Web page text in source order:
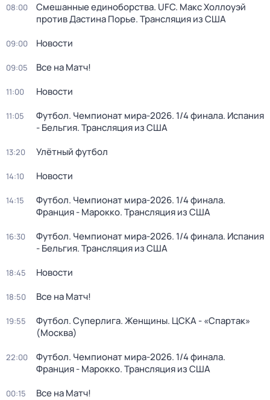
08:00
Смешанные единоборства. UFC. Макс Холлоуэй
против Дастина Порье. Трансляция из США
09:00 Новости
09:05 Все на Матч!
11:00 Новости
11:05
Футбол. Чемпионат мира-2026. 1/4 финала. Испания
- Бельгия. Трансляция из США
13:20 Улётный футбол
14:10 Новости
14:15
Футбол. Чемпионат мира-2026. 1/4 финала.
Франция - Марокко. Трансляция из США
16:30
Футбол. Чемпионат мира-2026. 1/4 финала. Испания
- Бельгия. Трансляция из США
18:45 Новости
18:50 Все на Матч!
19:55
Футбол. Суперлига. Женщины. ЦСКА - «Спартак»
(Москва)
22:00
Футбол. Чемпионат мира-2026. 1/4 финала.
Франция - Марокко. Трансляция из США
00:15 Все на Матч!